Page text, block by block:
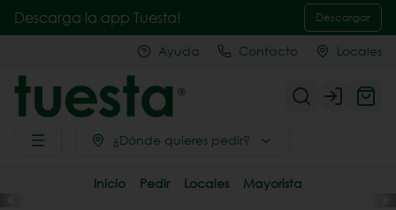
Descarga la app Tuesta! Descargar
Ayuda Contacto Locales
Login
¿Dónde quieres pedir?
Inicio Pedir Locales Mayorista